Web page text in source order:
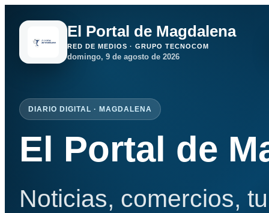
El Portal de Magdalena
RED DE MEDIOS · GRUPO TECNOCOM
domingo, 9 de agosto de 2026
DIARIO DIGITAL · MAGDALENA
El Portal de
Noticias, comercios,